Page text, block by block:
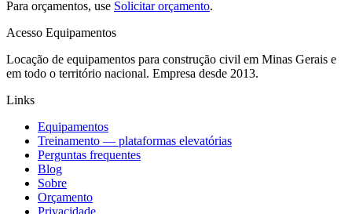
Para orçamentos, use Solicitar orçamento.
Acesso Equipamentos
Locação de equipamentos para construção civil em Minas Gerais e
em todo o território nacional. Empresa desde 2013.
Links
Equipamentos
Treinamento — plataformas elevatórias
Perguntas frequentes
Blog
Sobre
Orçamento
Privacidade